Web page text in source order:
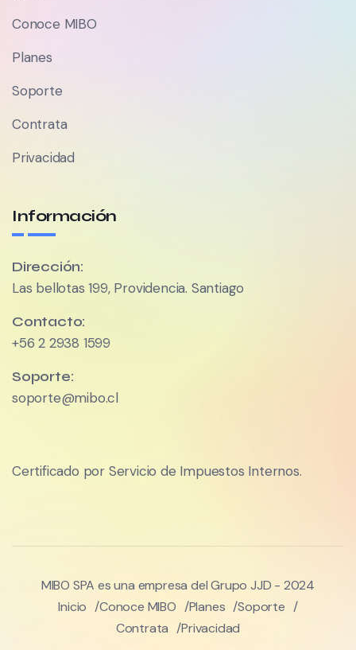
Conoce MIBO
Planes
Soporte
Contrata
Privacidad
Información
Dirección:
Las bellotas 199, Providencia. Santiago
Contacto:
+56 2 2938 1599
Soporte:
soporte@mibo.cl
Certificado por Servicio de Impuestos Internos.
MIBO SPA es una empresa del Grupo JJD - 2024
Inicio
Conoce MIBO Planes
Soporte
Contrata
Privacidad